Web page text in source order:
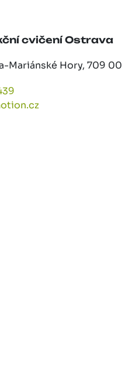
cvičení Ostrava
Mariánské Hory, 709 00